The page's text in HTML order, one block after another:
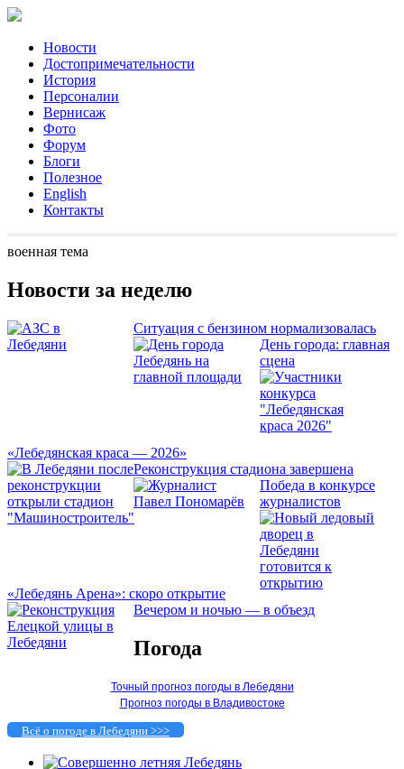
Новости
Достопримечательности
История
Персоналии
Вернисаж
Фото
Форум
Блоги
Полезное
English
Контакты
военная тема
Новости за неделю
Ситуация с бензином нормализовалась
День города: главная
сцена
«Лебедянская краса — 2026»
Реконструкция стадиона завершена
Победа в конкурсе
журналистов
«Лебедянь Арена»: скоро открытие
Вечером и ночью — в объезд
Погода
Точный прогноз погоды в Лебедяни
Прогноз погоды в Владивостоке
Всё о погоде в Лебедяни >>>